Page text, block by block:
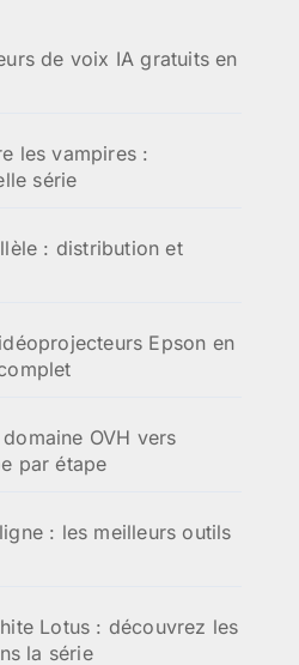
de voix IA gratuits en
les vampires :
série
: distribution et
Epson en
OVH vers
par étape
: les meilleurs outils
Lotus : découvrez les
la série